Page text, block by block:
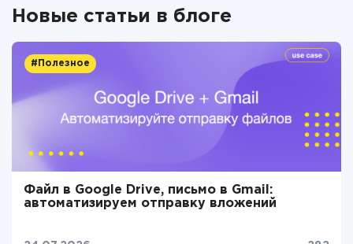
Новые статьи в блоге
#Полезное
Файл в Google Drive, письмо в Gmail:
автоматизируем отправку вложений